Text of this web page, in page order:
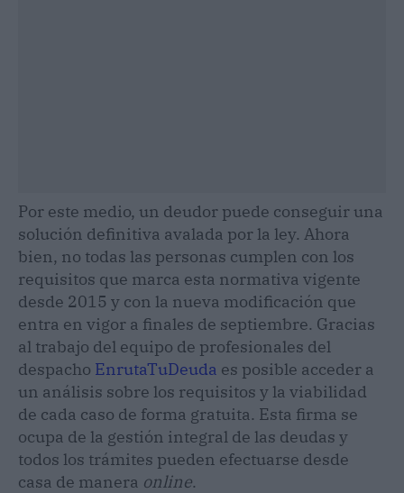
Por este medio, un deudor puede conseguir una
solución definitiva avalada por la ley. Ahora
bien, no todas las personas cumplen con los
requisitos que marca esta normativa vigente
desde 2015 y con la nueva modificación que
entra en vigor a finales de septiembre. Gracias
al trabajo del equipo de profesionales del
despacho EnrutaTuDeuda es posible acceder a
un análisis sobre los requisitos y la viabilidad
de cada caso de forma gratuita. Esta firma se
ocupa de la gestión integral de las deudas y
todos los trámites pueden efectuarse desde
casa de manera online.